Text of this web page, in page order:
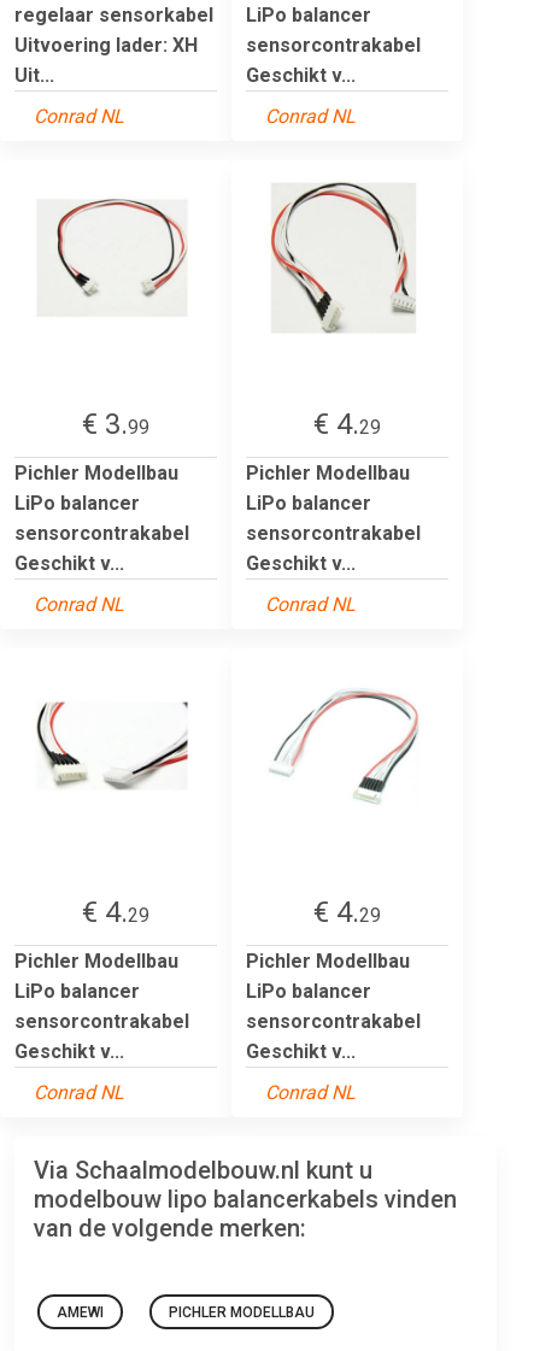
regelaar sensorkabel
Uitvoering lader: XH
Uit...
Conrad NL
LiPo balancer
sensorcontrakabel
Geschikt v...
Conrad NL
€ 3.99
Pichler Modellbau
LiPo balancer
sensorcontrakabel
Geschikt v...
Conrad NL
€ 4.29
Pichler Modellbau
LiPo balancer
sensorcontrakabel
Geschikt v...
Conrad NL
€ 4.29
Pichler Modellbau
LiPo balancer
sensorcontrakabel
Geschikt v...
Conrad NL
€ 4.29
Pichler Modellbau
LiPo balancer
sensorcontrakabel
Geschikt v...
Conrad NL
Via Schaalmodelbouw.nl kunt u
modelbouw lipo balancerkabels vinden
van de volgende merken:
AMEWI PICHLER MODELLBAU